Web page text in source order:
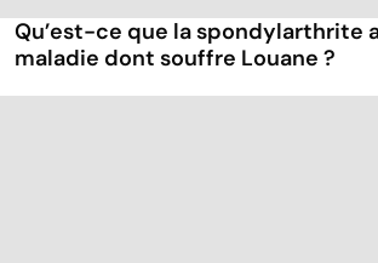
Qu’est-ce que la spondylarthrite
maladie dont souffre Louane ?